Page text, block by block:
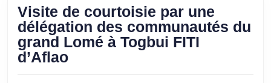
Visite de courtoisie par une
délégation des communautés du
grand Lomé à Togbui FITI
d’Aflao